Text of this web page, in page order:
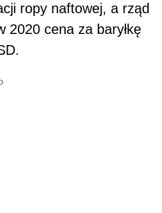
ropy naftowej, a rząd
2020 cena za baryłkę